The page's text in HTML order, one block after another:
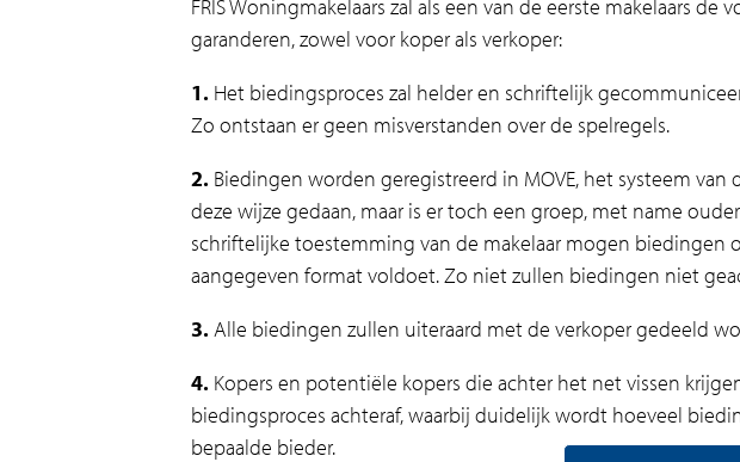
FRIS Woningmakelaars zal als een van de eerste makelaars
garanderen, zowel voor koper als verkoper:
1. Het biedingsproces zal helder en schriftelijk
Zo ontstaan er geen misverstanden over de spelregels.
2. Biedingen worden geregistreerd in MOVE, het systeem
deze wijze gedaan, maar is er toch een groep, met name
schriftelijke toestemming van de makelaar mogen biedingen
aangegeven format voldoet. Zo niet zullen biedingen niet
3. Alle biedingen zullen uiteraard met de verkoper gedeeld
4. Kopers en potentiële kopers die achter het net vissen
biedingsproces achteraf, waarbij duidelijk wordt hoeveel
bepaalde bieder.